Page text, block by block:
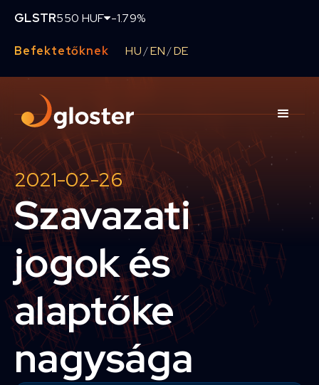
GLSTR550 HUF -1.79%
Befektetőknek HU /EN /DE
2021-02-26
Szavazati
jogok és
alaptőke
nagysága